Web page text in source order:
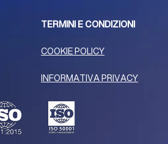
TERMINI E CONDIZIONI
COOKIE POLICY
INFORMATIVA PRIVACY